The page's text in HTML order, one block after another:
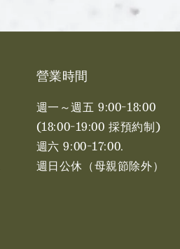
營業時間
週一～週五 9:00-18:00
(18:00-19:00 採預約制)
週六 9:00-17:00. ​​
週日公休（母親節除外）